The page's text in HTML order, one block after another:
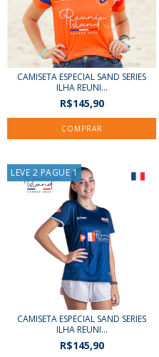
CAMISETA ESPECIAL SAND SERIES
ILHA REUNI...
R$145,90
COMPRAR
LEVE 2 PAGUE 1
CAMISETA ESPECIAL SAND SERIES
ILHA REUNI...
R$145,90